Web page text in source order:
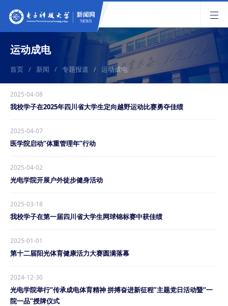
运动成电
首页 / 新闻 / 专题报道 / 运动成电
2025-04-08
我校学子在2025年四川省大学生定向越野运动比赛勇夺佳绩
2025-04-07
医学院启动“体重管理年”行动
2025-04-02
光电学院开展户外徒步健身活动
2025-03-18
我校学子在第一届四川省大学生网球锦标赛中获佳绩
2025-01-01
第十二届阳光体育健康活力大赛圆满落幕
2024-12-30
光电学院举行“传承成电体育精神 拼搏奋进新征程”主题党日活动暨“一
院一品”授牌仪式